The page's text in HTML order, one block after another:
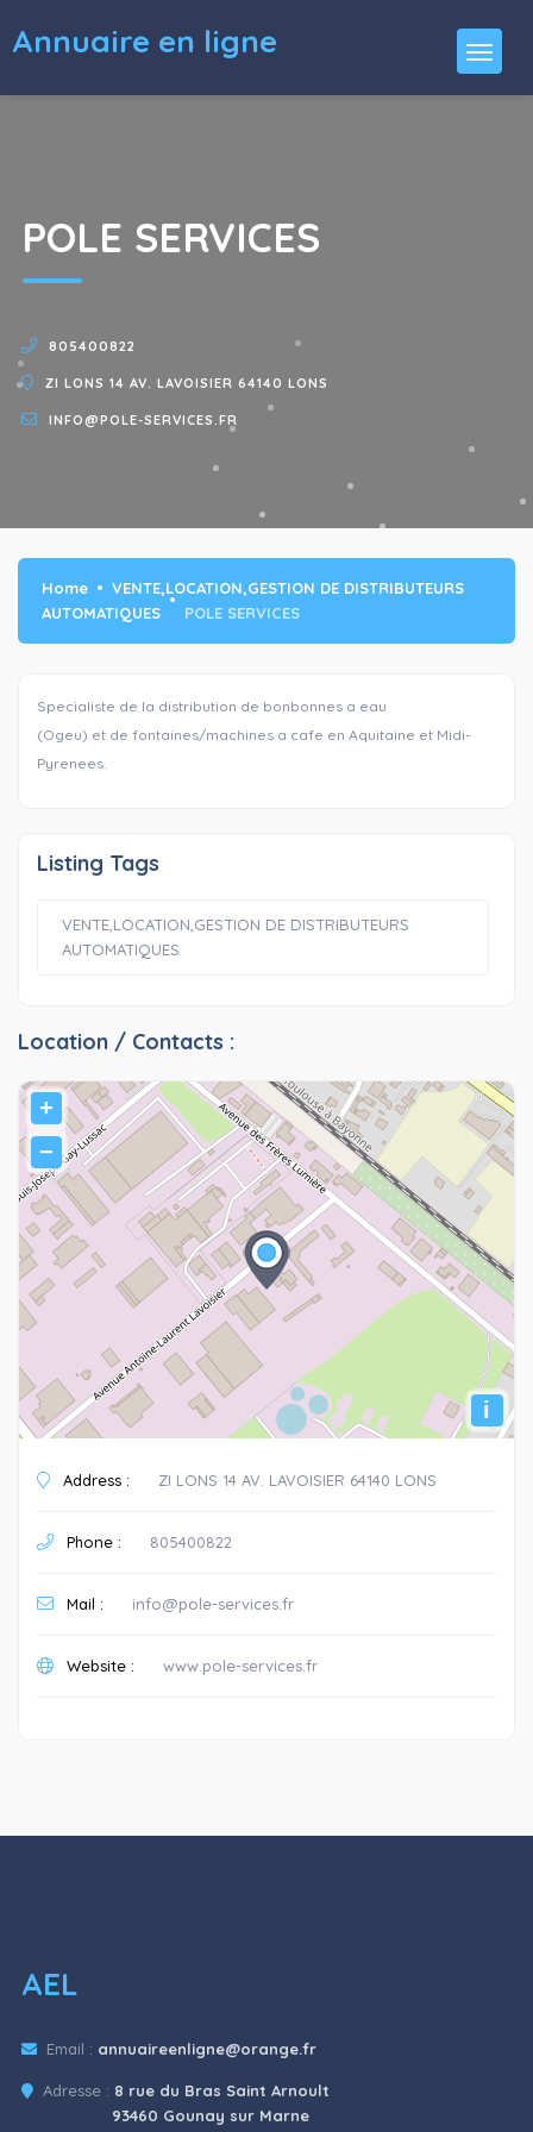
Annuaire en ligne
POLE SERVICES
805400822
ZI LONS 14 AV. LAVOISIER 64140 LONS
INFO@POLE-SERVICES.FR
Home
VENTE,LOCATION,GESTION DE DISTRIBUTEURS
AUTOMATIQUES
POLE SERVICES
Specialiste de la distribution de bonbonnes a eau
(Ogeu) et de fontaines/machines a cafe en Aquitaine et Midi-
Pyrenees.
Listing Tags
VENTE,LOCATION,GESTION DE DISTRIBUTEURS
AUTOMATIQUES
Location / Contacts :
+
−
i
Address : ZI LONS 14 AV. LAVOISIER 64140 LONS
Phone : 805400822
Mail : info@pole-services.fr
Website : www.pole-services.fr
AEL
Email : annuaireenligne@orange.fr
Adresse : 8 rue du Bras Saint Arnoult
93460 Gounay sur Marne